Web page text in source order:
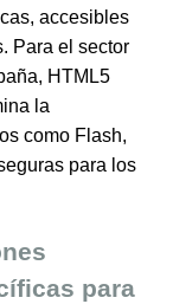
accesibles
Para el sector
HTML5
la
como Flash,
para los
para